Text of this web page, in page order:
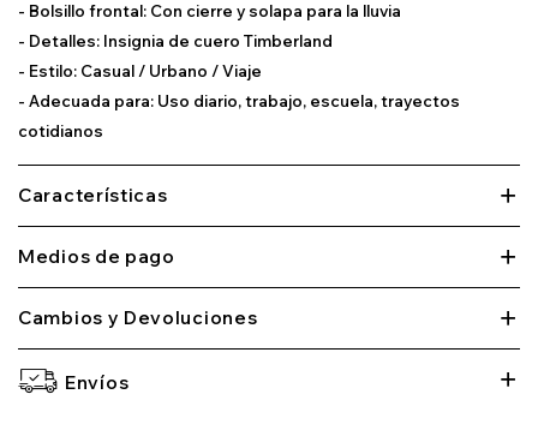
- Bolsillo frontal: Con cierre y solapa para la lluvia
- Detalles: Insignia de cuero Timberland
- Estilo: Casual / Urbano / Viaje
- Adecuada para: Uso diario, trabajo, escuela, trayectos
cotidianos
Características
Medios de pago
Cambios y Devoluciones
Envíos